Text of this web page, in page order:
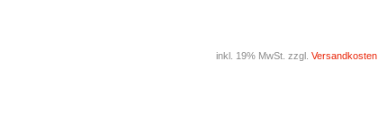
inkl. 19% MwSt. zzgl.Versandkosten